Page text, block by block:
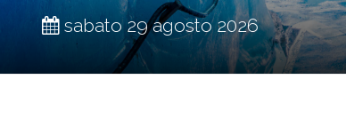
sabato 29 agosto 2026